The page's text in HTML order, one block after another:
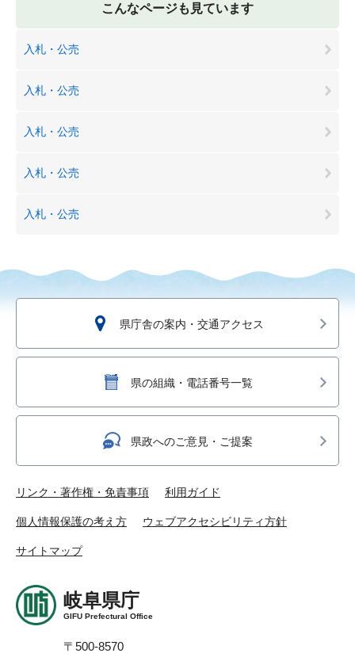
こんなページも見ています
入札・公売
入札・公売
入札・公売
入札・公売
入札・公売
県庁舎の案内・交通アクセス
県の組織・電話番号一覧
県政へのご意見・ご提案
リンク・著作権・免責事項 利用ガイド
個人情報保護の考え方 ウェブアクセシビリティ方針
サイトマップ
岐阜県庁
GIFU Prefectural Office
〒500-8570